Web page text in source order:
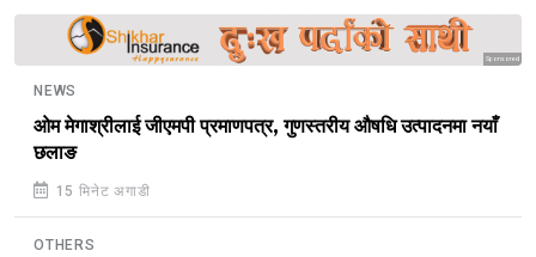
Sponsored
NEWS
ओम मेगाश्रीलाई जीएमपी प्रमाणपत्र, गुणस्तरीय औषधि उत्पादनमा नयाँ
छलाङ
15 मिनेट अगाडी
OTHERS